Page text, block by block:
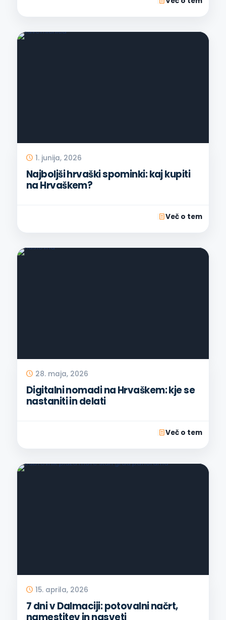
1. junija, 2026
Najboljši hrvaški spominki: kaj kupiti
na Hrvaškem?
Več o tem
28. maja, 2026
Digitalni nomadi na Hrvaškem: kje se
nastaniti in delati
Več o tem
15. aprila, 2026
7 dni v Dalmaciji: potovalni načrt,
namestitev in nasveti